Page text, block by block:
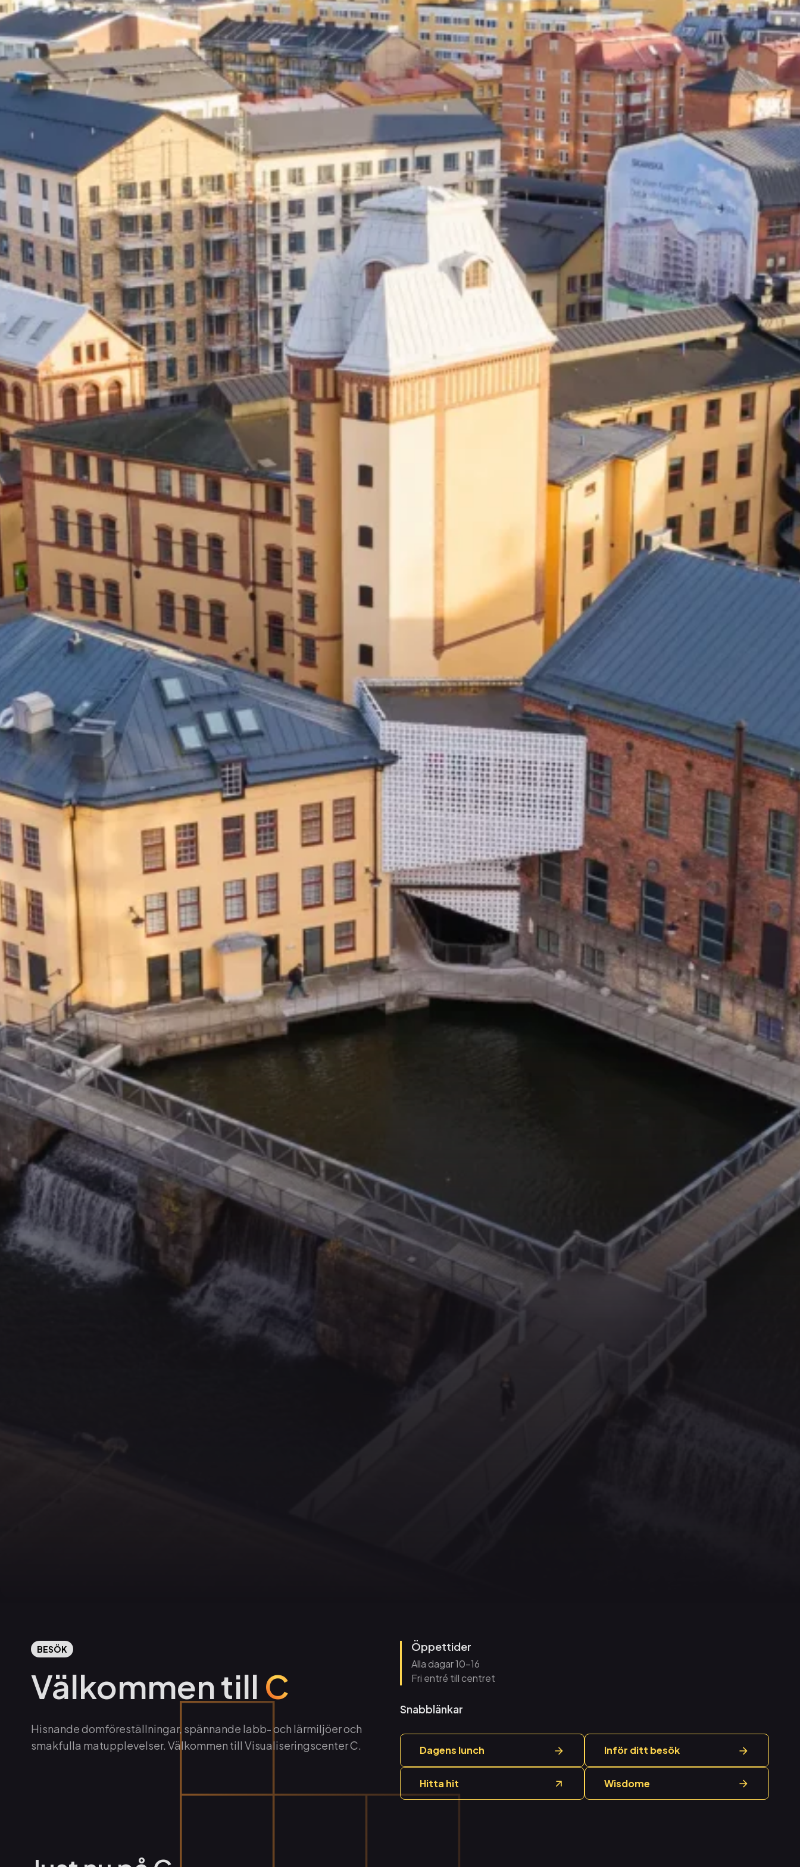
Butik
BESÖK
Välkommen till C
Hisnande domföreställningar, spännande labb- och lärmiljöer och
smakfulla matupplevelser. Välkommen till Visualiseringscenter C.
Öppettider
Alla dagar 10–16
Fri entré till centret
Snabblänkar
Dagens lunch
Hitta hit
Inför ditt besök
Wisdome